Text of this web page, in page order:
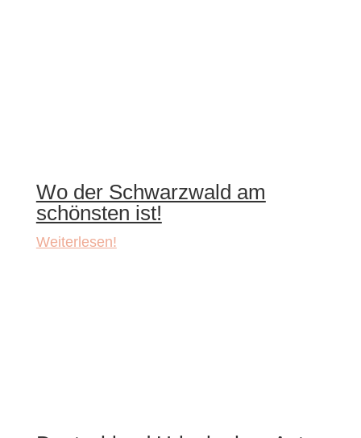
Wo der Schwarzwald am
schönsten ist!
Weiterlesen!